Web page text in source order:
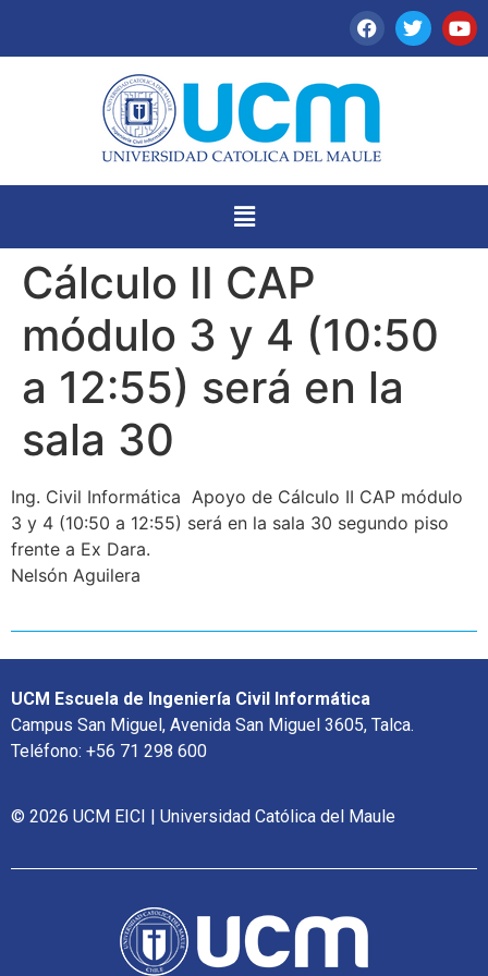
Cálculo II CAP
módulo 3 y 4 (10:50
a 12:55) será en la
sala 30
Ing. Civil Informática Apoyo de Cálculo II CAP módulo
3 y 4 (10:50 a 12:55) será en la sala 30 segundo piso
frente a Ex Dara.
Nelsón Aguilera
UCM Escuela de Ingeniería Civil Informática
Campus San Miguel, Avenida San Miguel 3605, Talca.
Teléfono: +56 71 298 600
© 2026 UCM EICI | Universidad Católica del Maule